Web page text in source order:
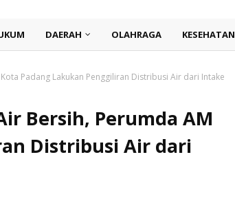
DAERAH OLAHRAGA KESEHATAN
Padang Lakukan Penggiliran Distribusi Air dari Intake
Bersih, Perumda AM
Distribusi Air dari